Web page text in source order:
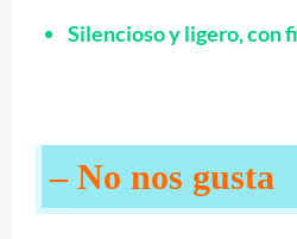
Silencioso y ligero, con
– No nos gusta